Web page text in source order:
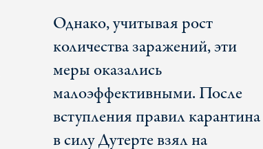
Однако, учитывая рост
количества заражений, эти
меры оказались
малоэффективными. После
вступления правил карантина
в силу Дутерте взял на